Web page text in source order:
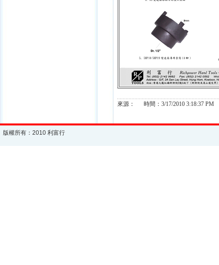
來源： 時間：3/17/2010 3:18:37 PM
版權所有：2010 利富行